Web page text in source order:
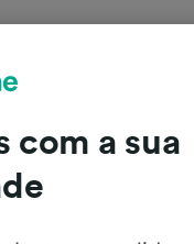
com a sua